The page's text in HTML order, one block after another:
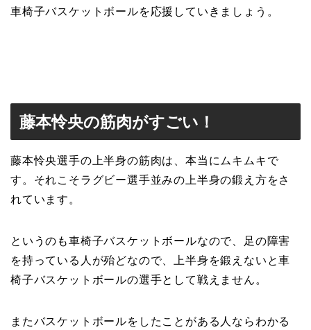
車椅子バスケットボールを応援していきましょう。
藤本怜央の筋肉がすごい！
藤本怜央選手の上半身の筋肉は、本当にムキムキで
す。それこそラグビー選手並みの上半身の鍛え方をさ
れています。
というのも車椅子バスケットボールなので、足の障害
を持っている人が殆どなので、上半身を鍛えないと車
椅子バスケットボールの選手として戦えません。
またバスケットボールをしたことがある人ならわかる